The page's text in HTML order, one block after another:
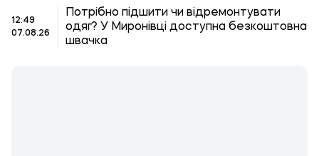
12:49
07.08.26
Потрібно підшити чи відремонтувати
одяг? У Миронівці доступна безкоштовна
швачка